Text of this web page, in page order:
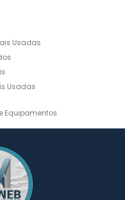
Usadas
Usadas
Equipamentos
CNC Usada
Usada
Hidráulica